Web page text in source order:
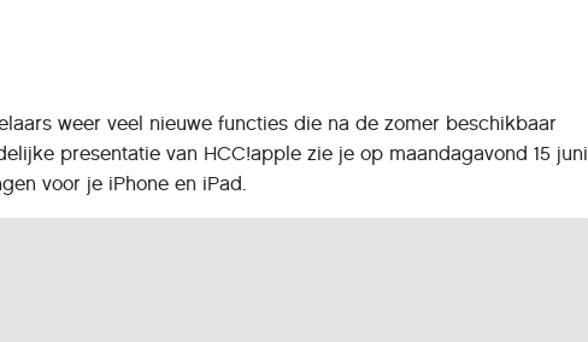
weer veel nieuwe functies die na de zomer beschikbaar
presentatie van HCC!apple zie je op maandagavond 15 juni
voor je iPhone en iPad.